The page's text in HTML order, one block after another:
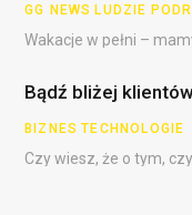
GG NEWS LUDZIE
Bądź bliżej
BIZNES TECHNOLOGIE